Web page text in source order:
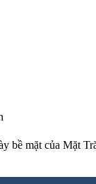
bề mặt của Mặt